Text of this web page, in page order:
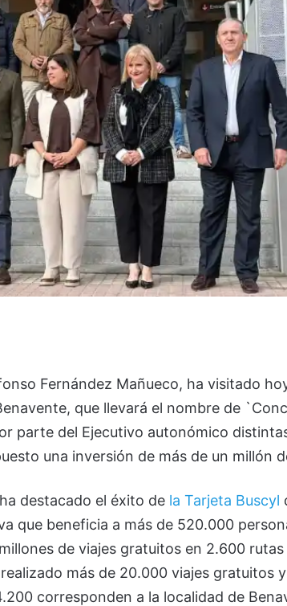
Fernández Mañueco, ha visitado
que llevará el nombre de
parte del Ejecutivo autonómico
una inversión de más de un millón
destacado el éxito de la Tarjeta Buscyl
que beneficia a más de 520.000
de viajes gratuitos en 2.600 rutas
más de 20.000 viajes gratuitos
corresponden a la localidad de